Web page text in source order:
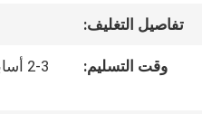
الجودة
تفاصيل التغليف:
وقت التسليم: